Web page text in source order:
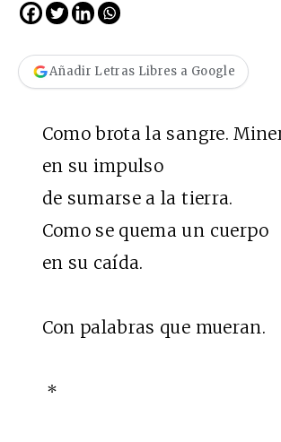
Añadir Letras Libres a Google
Como brota la sangre.
en su impulso
de sumarse a la tierra.
Como se quema un cuerpo
en su caída.
Con palabras que mueran.
*